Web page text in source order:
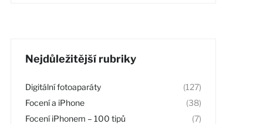
Nejdůležitější rubriky
Digitální fotoaparáty
(127)
Focení a iPhone
(38)
Focení iPhonem – 100 tipů
(7)